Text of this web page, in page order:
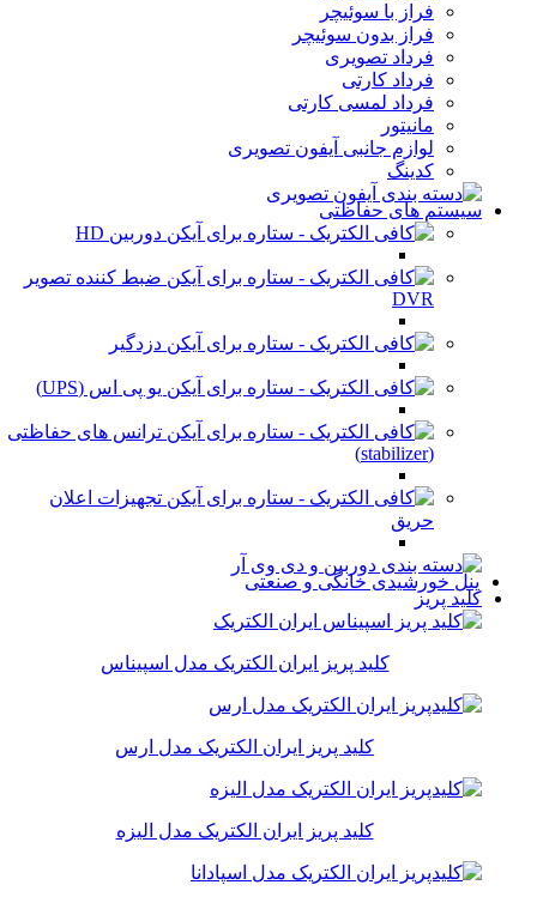
فراز با سوئیچر
فراز بدون سوئیچر
فرداد تصویری
فرداد کارتی
فرداد لمسی کارتی
مانیتور
لوازم جانبی آیفون تصویری
کدینگ
سیستم های حفاظتی
دوربین HD
ضبط کننده تصویر
DVR
دزدگیر
یو پی اس (UPS)
ترانس های حفاظتی
(stabilizer)
تجهیزات اعلان
حریق
پنل خورشیدی خانگی و صنعتی
کلید پریز
کلید پریز ایران الکتریک مدل اسپیناس
کلید پریز ایران الکتریک مدل ارس
کلید پریز ایران الکتریک مدل الیزه